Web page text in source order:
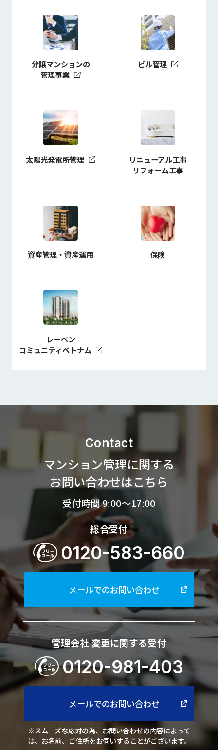
分譲マンションの
管理事業
ビル管理
太陽光発電所管理
リニューアル工事
リフォーム工事
資産管理・資産運用 保険
レーベン
コミュニティベトナム
Contact
マンション管理に関する
お問い合わせはこちら
受付時間 9:00～17:00
総合受付
0120-583-660
メールでのお問い合わせ
管理会社 変更に関する受付
0120-981-403
メールでのお問い合わせ
※スムーズな応対の為、お問い合わせの内容によって
は、お名前、ご住所をお伺いすることがございます。